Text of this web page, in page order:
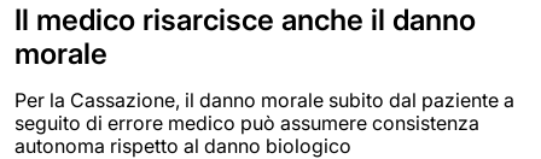
Il medico risarcisce anche il danno
morale
Per la Cassazione, il danno morale subito dal paziente a
seguito di errore medico può assumere consistenza
autonoma rispetto al danno biologico